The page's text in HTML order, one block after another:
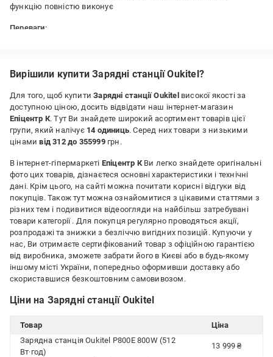
функцію повністю виконує
Переваги:
Недоліки:
Вирішили купити Зарядні станції Oukitel?
Для того, щоб купитиЗарядні станції Oukitel високої якості за
доступною ціною, досить відвідати наш інтернет-магазин
Епіцентр К. Тут Ви знайдете широкий асортимент товарів цієї
групи, який налічує 14 одиниць. Серед них товари з низькими
цінамивід 312 до 355999грн.
В інтернет-гіпермаркеті Епіцентр КВи легко знайдете оригінальні
фото цих товарів, дізнаєтеся основні характеристики і технічні
дані. Крім цього, на сайті можна почитати корисні відгуки від
покупців. Також тут можна ознайомитися з цікавими статтями з
різних тем і подивитися відеоогляди на найбільш затребувані
товари категорії . Для покупця регулярно проводяться акції,
розпродажі та знижки з безліччю вигідних позицій. Купуючи у
нас, Ви отримаєте сертифікований товар з офіційною гарантією
від виробника, зможете забрати його в Києві або в будь-якому
іншому місті України, попередньо оформивши доставку або
скориставшися безкоштовним самовивозом.
Ціни на Зарядні станції Oukitel
Товар
Ціна
Зарядна станція Oukitel P800E 800W (512
Вт·год)
13 999 ₴